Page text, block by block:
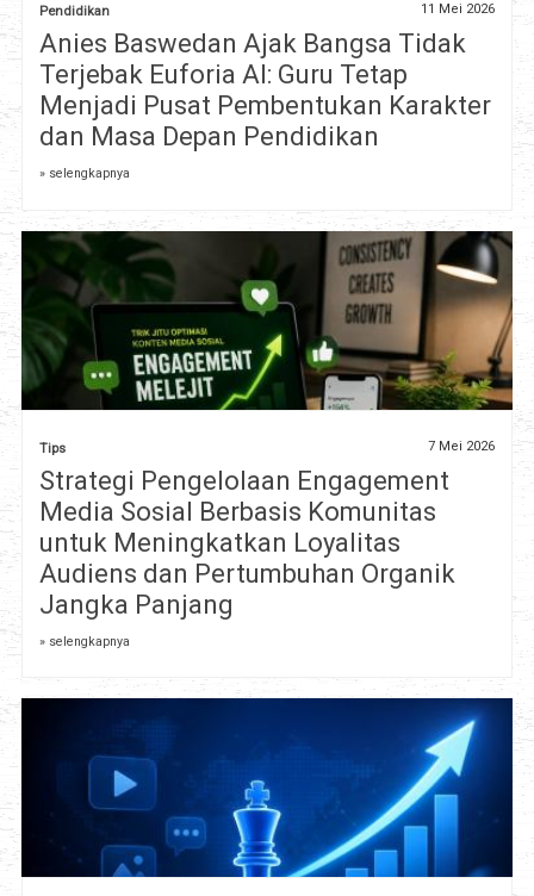
Pendidikan 11 Mei 2026
Anies Baswedan Ajak Bangsa Tidak
Terjebak Euforia AI: Guru Tetap
Menjadi Pusat Pembentukan Karakter
dan Masa Depan Pendidikan
» selengkapnya
Tips 7 Mei 2026
Strategi Pengelolaan Engagement
Media Sosial Berbasis Komunitas
untuk Meningkatkan Loyalitas
Audiens dan Pertumbuhan Organik
Jangka Panjang
» selengkapnya